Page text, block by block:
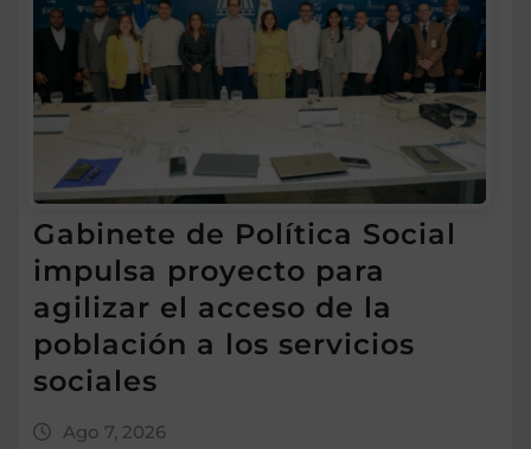
Gabinete de Política Social
impulsa proyecto para
agilizar el acceso de la
población a los servicios
sociales
Ago 7, 2026